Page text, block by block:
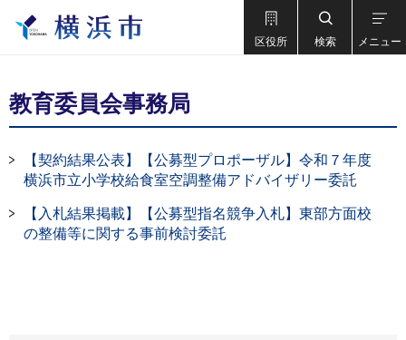
区役所 検索 メニュー
教育委員会事務局
【契約結果公表】【公募型プロポーザル】令和７年度
横浜市立小学校給食室空調整備アドバイザリー委託
【入札結果掲載】【公募型指名競争入札】東部方面校
の整備等に関する事前検討委託